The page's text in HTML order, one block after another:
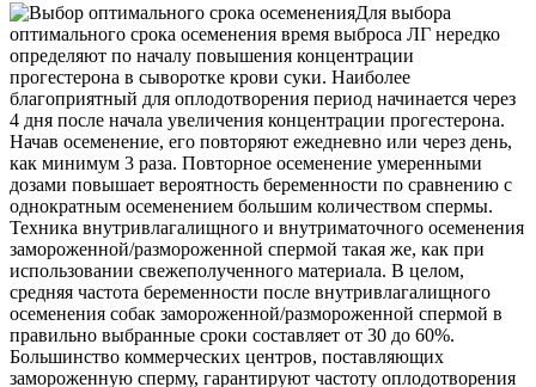
Для выбора
оптимального срока осеменения время выброса ЛГ нередко
определяют по началу повышения концентрации
прогестерона в сыворотке крови суки. Наиболее
благоприятный для оплодотворения период начинается через
4 дня после начала увеличения концентрации прогестерона.
Начав осеменение, его повторяют ежедневно или через день,
как минимум 3 раза. Повторное осеменение умеренными
дозами повышает вероятность беременности по сравнению с
однократным осеменением большим количеством спермы.
Техника внутривлагалищного и внутриматочного осеменения
замороженной/размороженной спермой такая же, как при
использовании свежеполученного материала. В целом,
средняя частота беременности после внутривлагалищного
осеменения собак замороженной/размороженной спермой в
правильно выбранные сроки составляет от 30 до 60%.
Большинство коммерческих центров, поставляющих
замороженную сперму, гарантируют частоту оплодотворения